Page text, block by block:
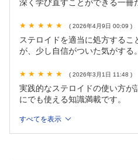
処方をためらう患者背景
ステロイド開始前の説明の心得
part3 ステロイドの副作用とそ
「予防」は言い訳
A ハイリスク者に対しては早
血糖上昇／消化管粘膜びらん
ム貯留／血圧上昇
深く学び直すことができる一冊
( 2026年4月9日 00:09 )
ステロイドを適当に処方するこ
が、少し自信がついた気がする。
( 2026年3月1日 11:48 )
実践的なステロイドの使い方が
にでも使える知識満載です。
すべてを表示